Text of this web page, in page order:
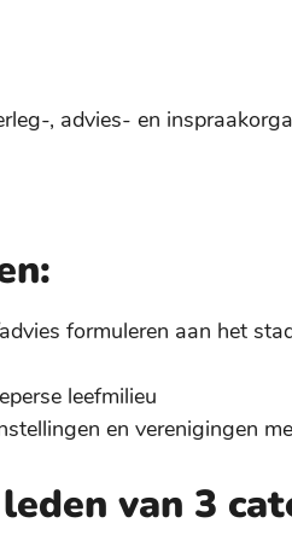
, advies- en
formuleren aan het
leefmilieu
en verenigingen
van 3